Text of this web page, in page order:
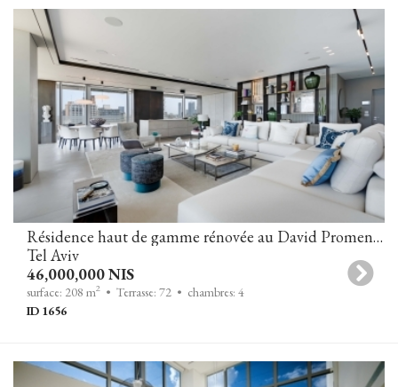
Résidence haut de gamme rénovée au David Promenade Residences
Tel Aviv
46,000,000 NIS
surface: 208 m2 • Terrasse: 72 • chambres: 4
ID 1656